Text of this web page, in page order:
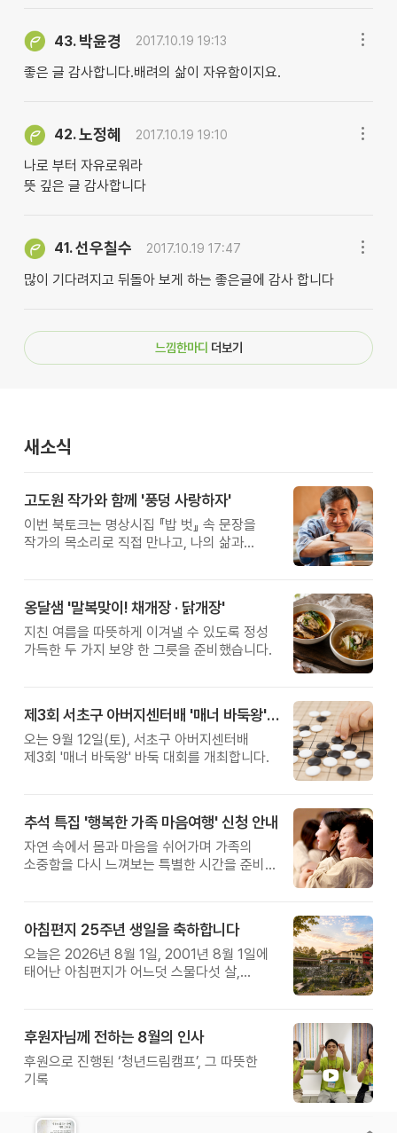
43. 박윤경 2017.10.19 19:13
좋은 글 감사합니다.배려의 삶이 자유함이지요.
42.노정혜 2017.10.19 19:10
나로 부터 자유로워라
뜻 깊은 글 감사합니다
41.선우칠수 2017.10.19 17:47
많이 기다려지고 뒤돌아 보게 하는 좋은글에 감사 합니다
느낌한마디 더보기
새소식
고도원 작가와 함께 '풍덩 사랑하자'
이번 북토크는 명상시집 『밥 벗』 속 문장을
작가의 목소리로 직접 만나고, 나의 삶과
옹달샘 '말복맞이! 채개장 · 닭개장'
지친 여름을 따뜻하게 이겨낼 수 있도록 정성
가득한 두 가지 보양 한 그릇을 준비했습니다.
제3회 서초구 아버지센터배 '매너 바둑왕' 대회
오는 9월 12일(토), 서초구 아버지센터배
제3회 '매너 바둑왕' 바둑 대회를 개최합니다.
추석 특집 '행복한 가족 마음여행' 신청 안내
자연 속에서 몸과 마음을 쉬어가며 가족의
소중함을 다시 느껴보는 특별한 시간을 준비해
아침편지 25주년 생일을 축하합니다
오늘은 2026년 8월 1일, 2001년 8월 1일에
태어난 아침편지가 어느덧 스물다섯 살,
후원자님께 전하는 8월의 인사
후원으로 진행된 ‘청년드림캠프’, 그 따뜻한
기록